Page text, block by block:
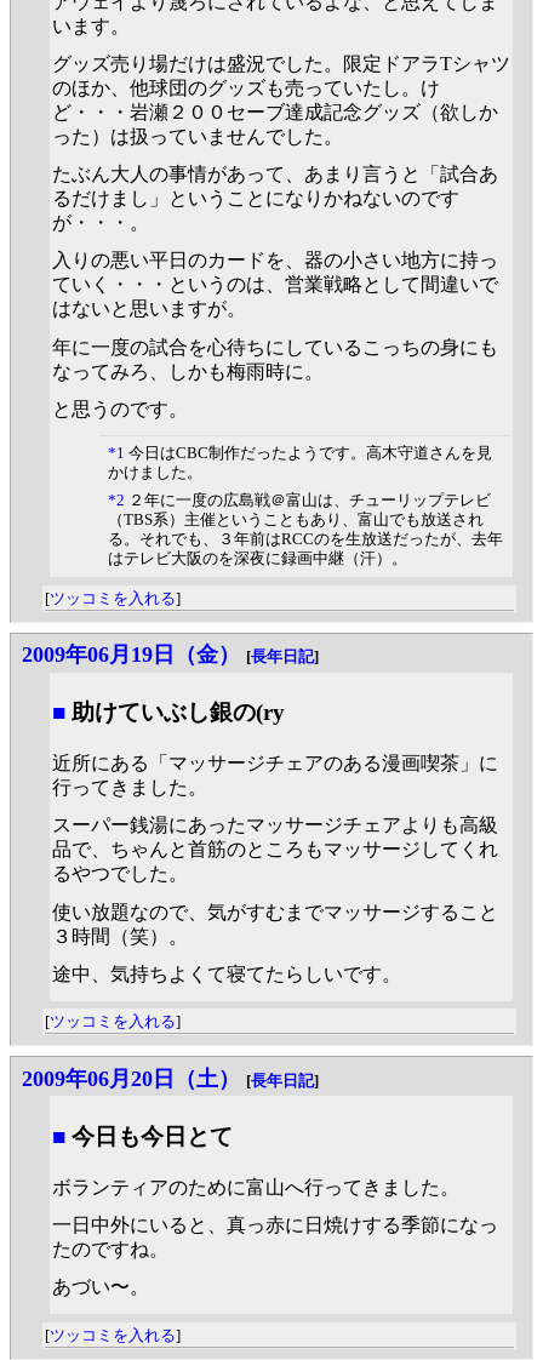
います。
グッズ売り場だけは盛況でした。限定ドアラTシャツ
のほか、他球団のグッズも売っていたし。け
ど・・・岩瀬２００セーブ達成記念グッズ（欲しか
った）は扱っていませんでした。
たぶん大人の事情があって、あまり言うと「試合あ
るだけまし」ということになりかねないのです
が・・・。
入りの悪い平日のカードを、器の小さい地方に持っ
ていく・・・というのは、営業戦略として間違いで
はないと思いますが。
年に一度の試合を心待ちにしているこっちの身にも
なってみろ、しかも梅雨時に。
と思うのです。
*1 今日はCBC制作だったようです。高木守道さんを見
かけました。
*2 ２年に一度の広島戦＠富山は、チューリップテレビ
（TBS系）主催ということもあり、富山でも放送され
る。それでも、３年前はRCCのを生放送だったが、去年
はテレビ大阪のを深夜に録画中継（汗）。
[ツッコミを入れる]
2009年06月19日（金） [長年日記]
■ 助けていぶし銀の(ry
近所にある「マッサージチェアのある漫画喫茶」に
行ってきました。
スーパー銭湯にあったマッサージチェアよりも高級
品で、ちゃんと首筋のところもマッサージしてくれ
るやつでした。
使い放題なので、気がすむまでマッサージすること
３時間（笑）。
途中、気持ちよくて寝てたらしいです。
[ツッコミを入れる]
2009年06月20日（土） [長年日記]
■ 今日も今日とて
ボランティアのために富山へ行ってきました。
一日中外にいると、真っ赤に日焼けする季節になっ
たのですね。
あづい〜。
[ツッコミを入れる]